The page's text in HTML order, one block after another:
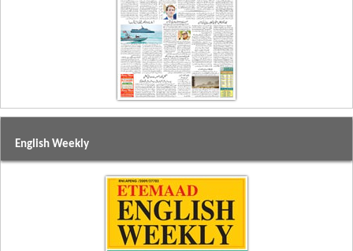
English Weekly